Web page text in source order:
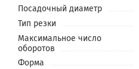
Посадочный диаметр
Тип резки
Максимальное число
оборотов
Форма